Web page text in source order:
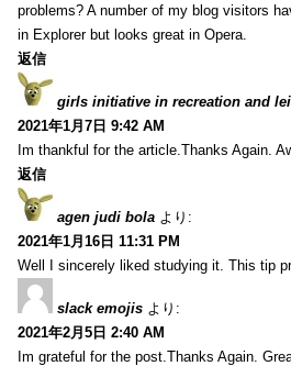
problems? A number of my blog visitors
in Explorer but looks great in Opera.
返信
girls initiative in recreation and
2021年1月7日 9:42 AM
Im thankful for the article.Thanks Again.
返信
agen judi bola より:
2021年1月16日 11:31 PM
Well I sincerely liked studying it. This tip
slack emojis より:
2021年2月5日 2:40 AM
Im grateful for the post.Thanks Again.